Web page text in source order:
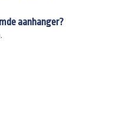
aanhanger?